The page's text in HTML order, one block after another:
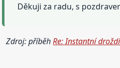
Děkuji za radu, s
Zdroj: příběhRe: Instantní droždí